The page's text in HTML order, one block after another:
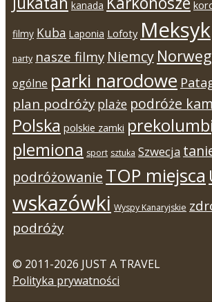
kanada
filmy Kuba Laponia Lofoty Meksyk
narty nasze filmy Niemcy
ogólne parki narodowe
plan podróży plaże podróże
Polska polskie zamki
plemiona sport sztuka Szwecja
podróżowanie TOP miejsca
wskazówki Wyspy Kanaryjskie
podróży
© 2011-2026 JUST A TRAVEL
Polityka prywatności